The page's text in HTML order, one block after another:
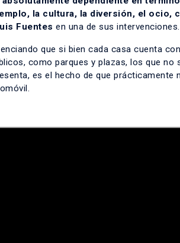
la cultura, la diversión, el ocio,
Fuentes en una de sus intervenciones.
que si bien cada casa cuenta
como parques y plazas, los que no
es el hecho de que